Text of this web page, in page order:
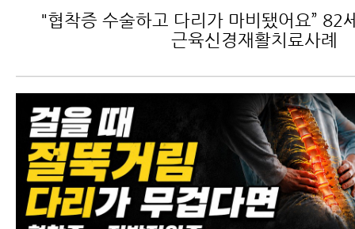
"협착증 수술하고 다리가 마비됐어요” 82
근육신경재활치료사례